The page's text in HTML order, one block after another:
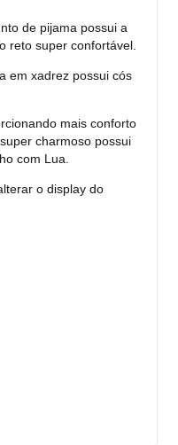
de pijama possui a
reto super confortável.
em xadrez possui cós
mais conforto
charmoso possui
com Lua.
o display do